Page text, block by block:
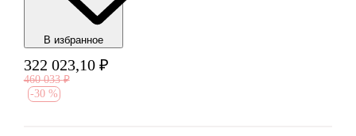
В избранноe
322 023,10 ₽
460 033 ₽
-30 %